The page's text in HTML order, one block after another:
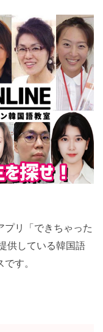
プリ「できちゃった
供している韓国語
す。